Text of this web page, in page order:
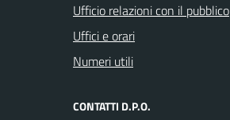
Ufficio relazioni con il pubblico
Uffici e orari
Numeri utili
CONTATTI D.P.O.